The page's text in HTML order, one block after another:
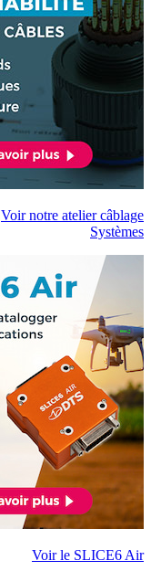
Voir notre atelier câblage
Systèmes
Voir le SLICE6 Air